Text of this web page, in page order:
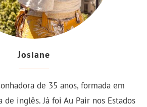
Josiane
de 35 anos, formada em
de inglês. Já foi Au Pair nos Estados